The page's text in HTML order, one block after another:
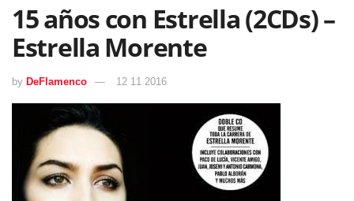
15 años con Estrella (2CDs) –
Estrella Morente
by DeFlamenco 12 11 2016